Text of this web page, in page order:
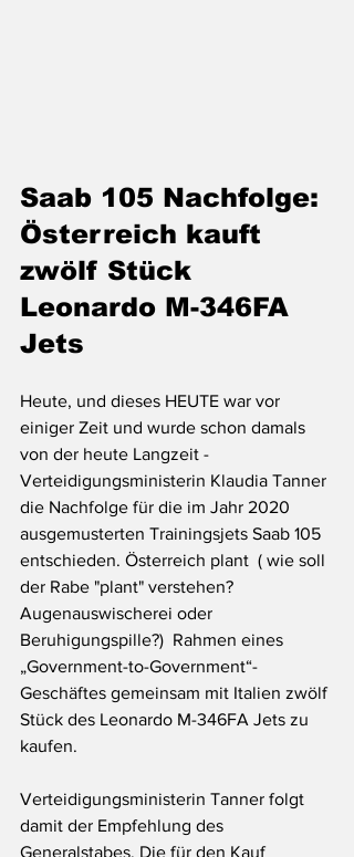
Saab 105 Nachfolge:
Österreich kauft
zwölf Stück
Leonardo M-346FA
Jets
Heute, und dieses HEUTE war vor
einiger Zeit und wurde schon damals
von der heute Langzeit -
Verteidigungsministerin Klaudia Tanner
die Nachfolge für die im Jahr 2020
ausgemusterten Trainingsjets Saab 105
entschieden. Österreich plant  ( wie soll
der Rabe "plant" verstehen?
Augenauswischerei oder
Beruhigungspille?)  Rahmen eines
„Government-to-Government“-
Geschäftes gemeinsam mit Italien zwölf
Stück des Leonardo M-346FA Jets zu
kaufen.
Verteidigungsministerin Tanner folgt
damit der Empfehlung des
Generalstabes. Die für den Kauf